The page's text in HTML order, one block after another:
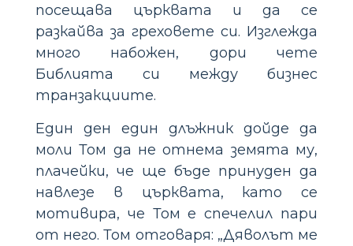
посещава църквата и да се
разкайва за греховете си. Изглежда
много набожен, дори чете
Библията си между бизнес
транзакциите.
Един ден един длъжник дойде да
моли Том да не отнема земята му,
плачейки, че ще бъде принуден да
навлезе в църквата, като се
мотивира, че Том е спечелил пари
от него. Том отговаря: „Дяволът ме